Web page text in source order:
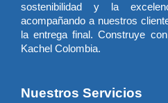
sostenibilidad y la
acompañando a nuestros
la entrega final. Construye
Kachel Colombia.
Nuestros Servicios